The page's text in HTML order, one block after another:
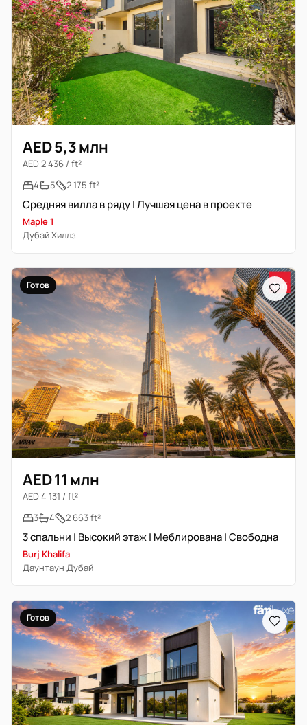
AED 5,3 млн
AED 2 436 / ft²
4
5 2 175 ft²
Средняя вилла в ряду | Лучшая цена в проекте
Maple 1
Дубай Хиллз
Готов
AED 11 млн
AED 4 131 / ft²
3
4 2 663 ft²
3 спальни | Высокий этаж | Меблирована | Свободна
Burj Khalifa
Даунтаун Дубай
Готов